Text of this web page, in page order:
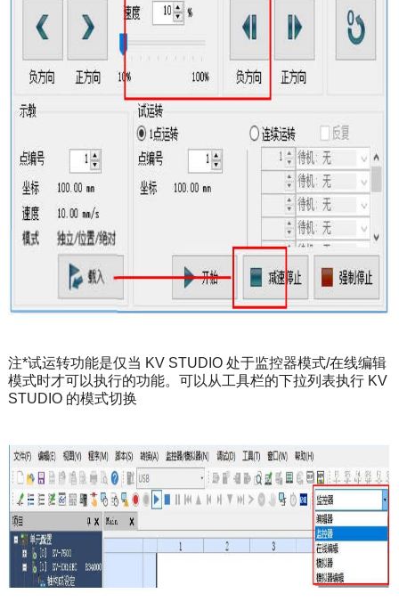
注*试运转功能是仅当 KV STUDIO 处于监控器模式/在线编辑
模式时才可以执行的功能。可以从工具栏的下拉列表执行 KV
STUDIO 的模式切换